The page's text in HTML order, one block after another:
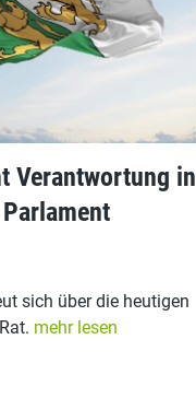
Verantwortung in
sich über die heutigen
mehr lesen